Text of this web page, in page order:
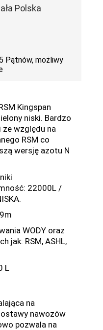
Polska
Pątnów, możliwy
Kingspan
niski. Bardzo
względu na
RSM co
wersję azotu N
22000L /
WODY oraz
jak: RSM, ASHL,
L
na
nawozów
pozwala na